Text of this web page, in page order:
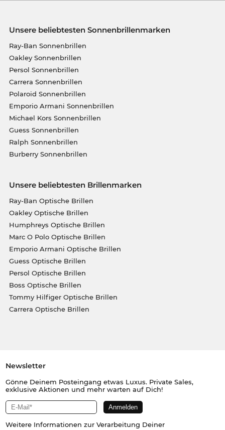
Unsere beliebtesten Sonnenbrillenmarken
Ray-Ban Sonnenbrillen
Oakley Sonnenbrillen
Persol Sonnenbrillen
Carrera Sonnenbrillen
Polaroid Sonnenbrillen
Emporio Armani Sonnenbrillen
Michael Kors Sonnenbrillen
Guess Sonnenbrillen
Ralph Sonnenbrillen
Burberry Sonnenbrillen
Unsere beliebtesten Brillenmarken
Ray-Ban Optische Brillen
Oakley Optische Brillen
Humphreys Optische Brillen
Marc O Polo Optische Brillen
Emporio Armani Optische Brillen
Guess Optische Brillen
Persol Optische Brillen
Boss Optische Brillen
Tommy Hilfiger Optische Brillen
Carrera Optische Brillen
Newsletter
Gönne Deinem Posteingang etwas Luxus. Private Sales,
exklusive Aktionen und mehr warten auf Dich!
Weitere Informationen zur Verarbeitung Deiner